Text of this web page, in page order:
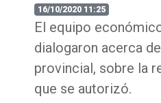
16/10/2020 11:25
El equipo
dialogaron acerca
provincial, sobre la
que se autorizó.